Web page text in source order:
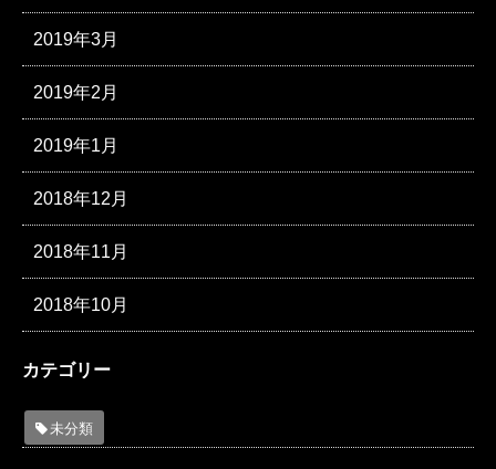
2019年3月
2019年2月
2019年1月
2018年12月
2018年11月
2018年10月
カテゴリー
未分類